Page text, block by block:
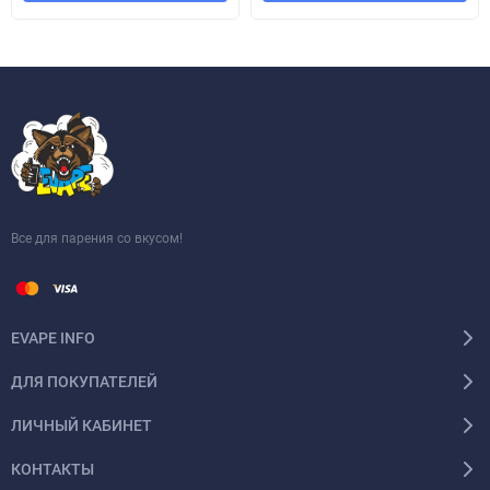
Все для парения со вкусом!
EVAPE INFO
ДЛЯ ПОКУПАТЕЛЕЙ
ЛИЧНЫЙ КАБИНЕТ
КОНТАКТЫ